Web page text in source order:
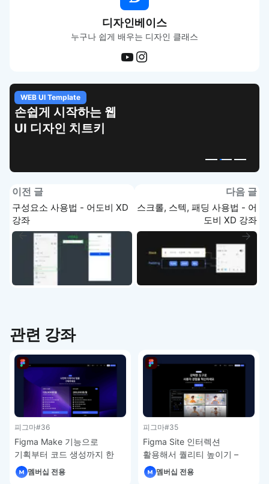
디자인베이스
누구나 쉽게 배우는 디자인 클래스
WEB UI Template
손쉽게 시작하는 웹
UI 디자인 치트키
이전 글
구성요소 사용법 - 어도비 XD
강좌
다음 글
스크롤, 스텍, 패딩 사용법 - 어
도비 XD 강좌
관련 강좌
피그마#36
Figma Make 기능으로
기획부터 코드 생성까지 한
번에 – 피그마 강좌 4-7
멤버십 전용
피그마#35
Figma Site 인터렉션
활용해서 퀄리티 높이기 –
피그마 강좌 4-6
멤버십 전용